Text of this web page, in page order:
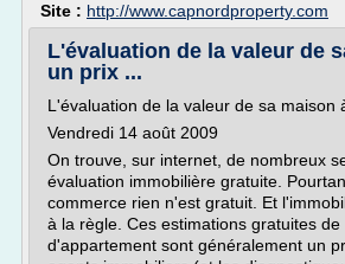
Site : http://www.capnordproperty.com
L'évaluation de la valeur de
un prix ...
L'évaluation de la valeur de sa maison
Vendredi 14 août 2009
On trouve, sur internet, de nombreux
évaluation immobilière gratuite.
commerce rien n'est gratuit. Et
à la règle. Ces estimations gratuites de
d'appartement sont généralement un